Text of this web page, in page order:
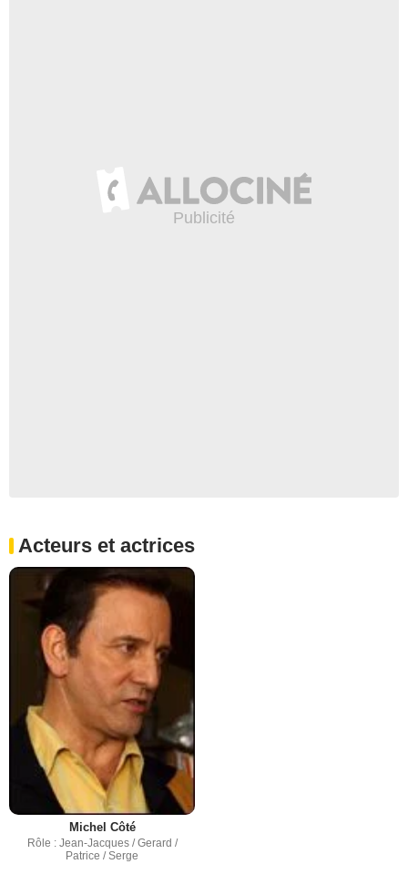
Acteurs et actrices
Michel Côté
Rôle : Jean-Jacques / Gerard /
Patrice / Serge